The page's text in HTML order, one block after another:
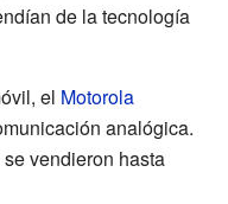
de la tecnología
el Motorola
analógica.
vendieron hasta